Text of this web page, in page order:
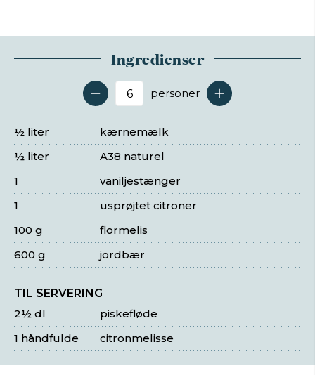
Ingredienser
Antal serveringer
personer
kærnemælk
½ liter
A38 naturel
½ liter
vaniljestænger
1
usprøjtet citroner
1
flormelis
100 g
jordbær
600 g
TIL SERVERING
piskefløde
2½ dl
citronmelisse
1 håndfulde